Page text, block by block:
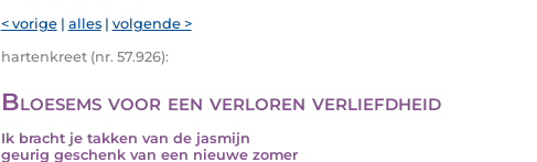
< vorige| alles| volgende >
hartenkreet (nr. 57.926):
Bloesems voor een verloren verliefdheid
Ik bracht je takken van de jasmijn
geurig geschenk van een nieuwe zomer